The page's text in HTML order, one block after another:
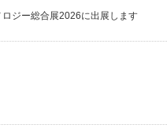
ジー総合展2026に出展します